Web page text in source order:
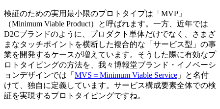
検証のための実用最小限のプロトタイプは「MVP」
（Minimum Viable Product）と呼ばれます。一方、近年では
D2Cブランドのように、プロダクト単体だけでなく、さまざ
まなタッチポイントを横断した複合的な「サービス型」の事
業を開発するケースが増えています。そうした際に有効なプ
ロトタイピングの方法を、我々博報堂ブランド・イノベーシ
ョンデザインでは「 MVS＝Minimum Viable Service 」と名付
けて、独自に定義しています。サービス構成要素全体での検
証を実現するプロトタイピングですね。